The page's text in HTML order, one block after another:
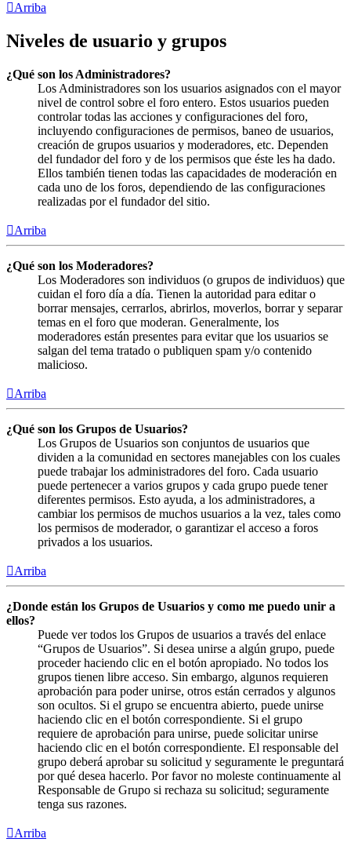
Arriba
Niveles de usuario y grupos
¿Qué son los Administradores?
Los Administradores son los usuarios asignados con el mayor
nivel de control sobre el foro entero. Estos usuarios pueden
controlar todas las acciones y configuraciones del foro,
incluyendo configuraciones de permisos, baneo de usuarios,
creación de grupos usuarios y moderadores, etc. Dependen
del fundador del foro y de los permisos que éste les ha dado.
Ellos también tienen todas las capacidades de moderación en
cada uno de los foros, dependiendo de las configuraciones
realizadas por el fundador del sitio.
Arriba
¿Qué son los Moderadores?
Los Moderadores son individuos (o grupos de individuos) que
cuidan el foro día a día. Tienen la autoridad para editar o
borrar mensajes, cerrarlos, abrirlos, moverlos, borrar y separar
temas en el foro que moderan. Generalmente, los
moderadores están presentes para evitar que los usuarios se
salgan del tema tratado o publiquen spam y/o contenido
malicioso.
Arriba
¿Qué son los Grupos de Usuarios?
Los Grupos de Usuarios son conjuntos de usuarios que
dividen a la comunidad en sectores manejables con los cuales
puede trabajar los administradores del foro. Cada usuario
puede pertenecer a varios grupos y cada grupo puede tener
diferentes permisos. Esto ayuda, a los administradores, a
cambiar los permisos de muchos usuarios a la vez, tales como
los permisos de moderador, o garantizar el acceso a foros
privados a los usuarios.
Arriba
¿Donde están los Grupos de Usuarios y como me puedo unir a
ellos?
Puede ver todos los Grupos de usuarios a través del enlace
“Grupos de Usuarios”. Si desea unirse a algún grupo, puede
proceder haciendo clic en el botón apropiado. No todos los
grupos tienen libre acceso. Sin embargo, algunos requieren
aprobación para poder unirse, otros están cerrados y algunos
son ocultos. Si el grupo se encuentra abierto, puede unirse
haciendo clic en el botón correspondiente. Si el grupo
requiere de aprobación para unirse, puede solicitar unirse
haciendo clic en el botón correspondiente. El responsable del
grupo deberá aprobar su solicitud y seguramente le preguntará
por qué desea hacerlo. Por favor no moleste continuamente al
Responsable de Grupo si rechaza su solicitud; seguramente
tenga sus razones.
Arriba